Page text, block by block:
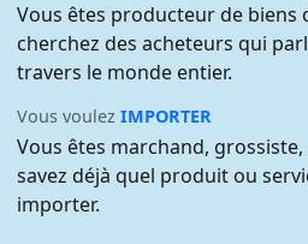
Vous êtes producteur de biens
cherchez des acheteurs qui
travers le monde entier.
Vous voulezIMPORTER
Vous êtes marchand,
savez déjà quel produit ou
importer.